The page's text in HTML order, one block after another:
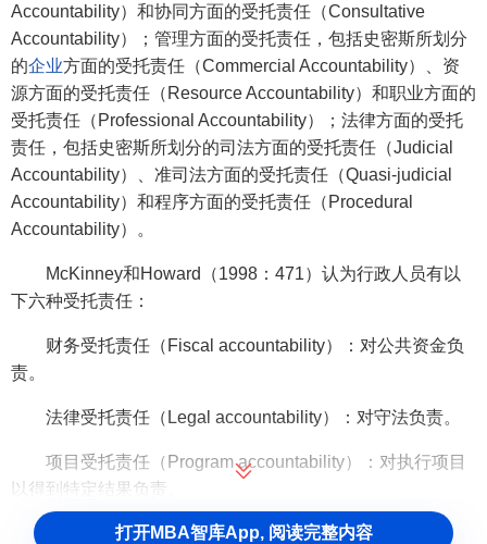
Accountability）和协同方面的受托责任（Consultative
Accountability）；管理方面的受托责任，包括史密斯所划分
的企业方面的受托责任（Commercial Accountability）、资
源方面的受托责任（Resource Accountability）和职业方面的
受托责任（Professional Accountability）；法律方面的受托
责任，包括史密斯所划分的司法方面的受托责任（Judicial
Accountability）、准司法方面的受托责任（Quasi-judicial
Accountability）和程序方面的受托责任（Procedural
Accountability）。
McKinney和Howard（1998：471）认为行政人员有以
下六种受托责任：
财务受托责任（Fiscal accountability）：对公共资金负
责。
法律受托责任（Legal accountability）：对守法负责。
项目受托责任（Program accountability）：对执行项目
以得到特定结果负责。
过程受托责任（Process accountability）：对执行商定
打开MBA智库App, 阅读完整内容